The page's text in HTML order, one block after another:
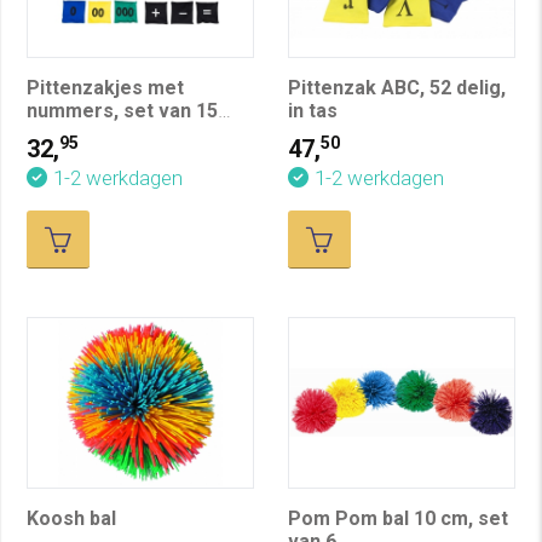
Pittenzakjes met
nummers, set van 15
stuks
32,95
1-2 werkdagen
Pittenzak ABC, 52 delig,
in tas
47,50
1-2 werkdagen
Koosh bal
Pom Pom bal 10 cm, set